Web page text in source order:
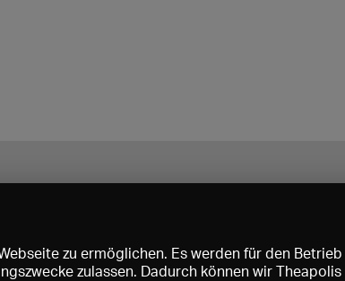
zu ermöglichen. Es werden für den
zulassen. Dadurch können wir